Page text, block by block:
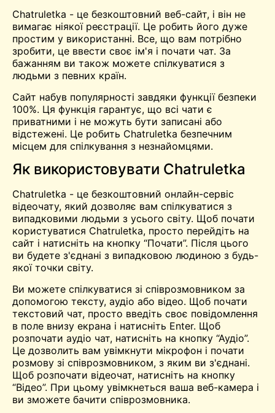
Chatruletka - це безкоштовний веб-сайт, і він не
вимагає ніякої реєстрації. Це робить його дуже
простим у використанні. Все, що вам потрібно
зробити, це ввести своє ім'я і почати чат. За
бажанням ви також можете спілкуватися з
людьми з певних країн.
Сайт набув популярності завдяки функції безпеки
100%. Ця функція гарантує, що всі чати є
приватними і не можуть бути записані або
відстежені. Це робить Chatruletka безпечним
місцем для спілкування з незнайомцями.
Як використовувати Chatruletka
Chatruletka - це безкоштовний онлайн-сервіс
відеочату, який дозволяє вам спілкуватися з
випадковими людьми з усього світу. Щоб почати
користуватися Chatruletka, просто перейдіть на
сайт і натисніть на кнопку “Почати”. Після цього
ви будете з'єднані з випадковою людиною з будь-
якої точки світу.
Ви можете спілкуватися зі співрозмовником за
допомогою тексту, аудіо або відео. Щоб почати
текстовий чат, просто введіть своє повідомлення
в поле внизу екрана і натисніть Enter. Щоб
розпочати аудіо чат, натисніть на кнопку “Аудіо”.
Це дозволить вам увімкнути мікрофон і почати
розмову зі співрозмовником, з яким ви з'єднані.
Щоб розпочати відеочат, натисніть на кнопку
“Відео”. При цьому увімкнеться ваша веб-камера і
ви зможете бачити співрозмовника.